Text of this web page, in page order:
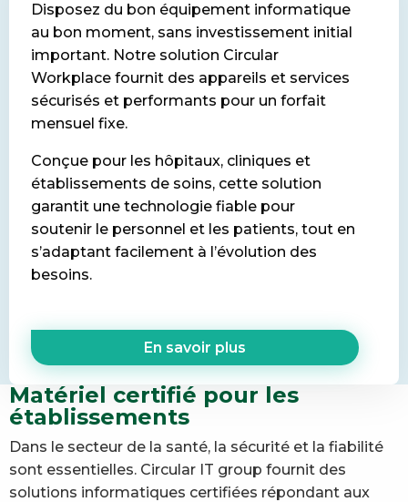
Disposez du bon équipement informatique
au bon moment, sans investissement initial
important. Notre solution Circular
Workplace fournit des appareils et services
sécurisés et performants pour un forfait
mensuel fixe.
Conçue pour les hôpitaux, cliniques et
établissements de soins, cette solution
garantit une technologie fiable pour
soutenir le personnel et les patients, tout en
s’adaptant facilement à l’évolution des
besoins.
En savoir plus
Matériel certifié pour les
établissements
Dans le secteur de la santé, la sécurité et la fiabilité
sont essentielles. Circular IT group fournit des
solutions informatiques certifiées répondant aux